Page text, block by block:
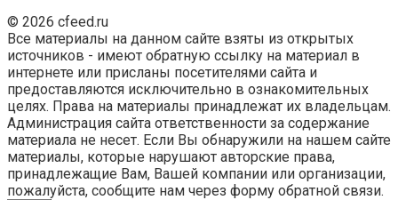
© 2026 cfeed.ru
Все материалы на данном сайте взяты из открытых
источников - имеют обратную ссылку на материал в
интернете или присланы посетителями сайта и
предоставляются исключительно в ознакомительных
целях. Права на материалы принадлежат их владельцам.
Администрация сайта ответственности за содержание
материала не несет. Если Вы обнаружили на нашем сайте
материалы, которые нарушают авторские права,
принадлежащие Вам, Вашей компании или организации,
пожалуйста, сообщите нам через форму обратной связи.